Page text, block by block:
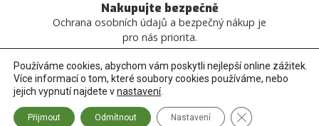
Nakupujte bezpečně
Ochrana osobních údajů a bezpečný nákup je
pro nás priorita.
© 2020 | vyrobakrabic.cz
Používáme cookies, abychom vám poskytli nejlepší online zážitek.
Více informací o tom, které soubory cookies používáme, nebo
jejich vypnutí najdete vnastavení.
Přijmout Odmítnout Nastavení Zavřít banner